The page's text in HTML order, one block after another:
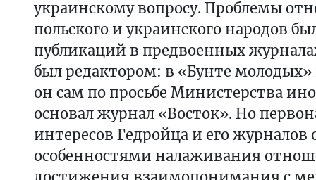
украинскому вопросу. Проблемы
польского и украинского народов
публикаций в предвоенных
был редактором: в «Бунте
он сам по просьбе Министерства
основал журнал «Восток». Но
интересов Гедройца и его журналов
особенностями налаживания